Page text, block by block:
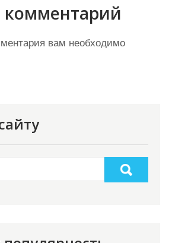
комментарий
вам необходимо